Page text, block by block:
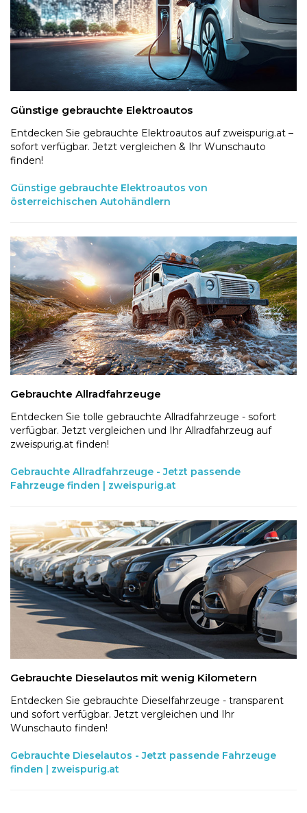
Günstige gebrauchte Elektroautos
Entdecken Sie gebrauchte Elektroautos auf zweispurig.at –
sofort verfügbar. Jetzt vergleichen & Ihr Wunschauto
finden!
Günstige gebrauchte Elektroautos von
österreichischen Autohändlern
Gebrauchte Allradfahrzeuge
Entdecken Sie tolle gebrauchte Allradfahrzeuge - sofort
verfügbar. Jetzt vergleichen und Ihr Allradfahrzeug auf
zweispurig.at finden!
Gebrauchte Allradfahrzeuge - Jetzt passende
Fahrzeuge finden | zweispurig.at
Gebrauchte Dieselautos mit wenig Kilometern
Entdecken Sie gebrauchte Dieselfahrzeuge - transparent
und sofort verfügbar. Jetzt vergleichen und Ihr
Wunschauto finden!
Gebrauchte Dieselautos - Jetzt passende Fahrzeuge
finden | zweispurig.at